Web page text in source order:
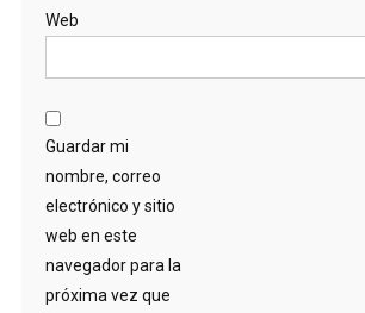
Web
Guardar mi
nombre, correo
electrónico y sitio
web en este
navegador para la
próxima vez que